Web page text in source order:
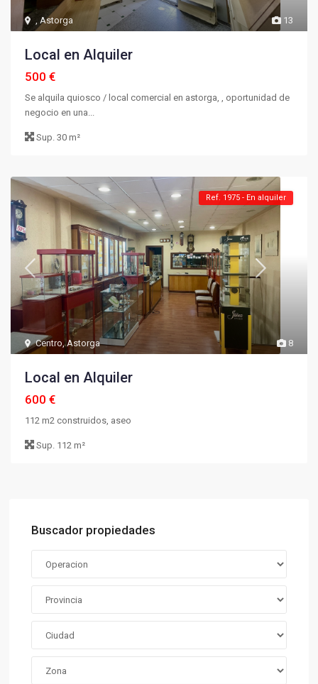
13
,Astorga
Local en Alquiler
500 €
Se alquila quiosco / local comercial en astorga, , oportunidad de
negocio en una...
Sup.30 m²
8
Centro,Astorga
Ref. 1975 - En alquiler
Local en Alquiler
600 €
112 m2 construidos, aseo
Sup. 112 m²
Buscador propiedades